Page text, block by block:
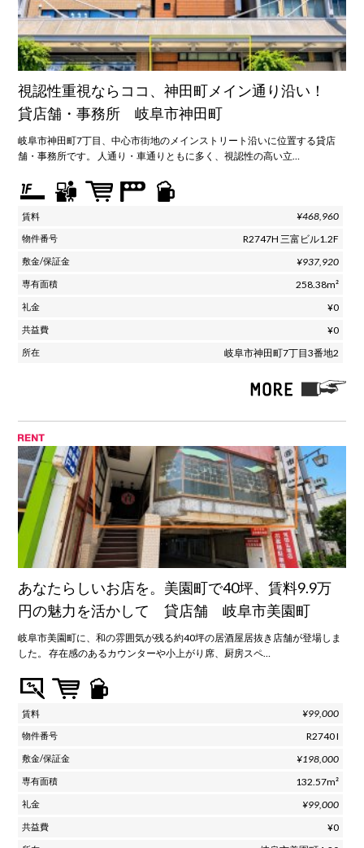
視認性重視ならココ、神田町メイン通り沿い！
貸店舗・事務所 岐阜市神田町
岐阜市神田町7丁目、中心市街地のメインストリート沿いに位置する貸店
舗・事務所です。 人通り・車通りともに多く、視認性の高い立…
¥468,960
R2747H 三富ビル1.2F
¥937,920
258.38m²
¥0
¥0
岐阜市神田町7丁目3番地2
あなたらしいお店を。美園町で40坪、賃料9.9万
円の魅力を活かして 貸店舗 岐阜市美園町
岐阜市美園町に、和の雰囲気が残る約40坪の居酒屋居抜き店舗が登場しま
した。 存在感のあるカウンターや小上がり席、厨房スペ…
¥99,000
R2740 I
¥198,000
132.57m²
¥99,000
¥0